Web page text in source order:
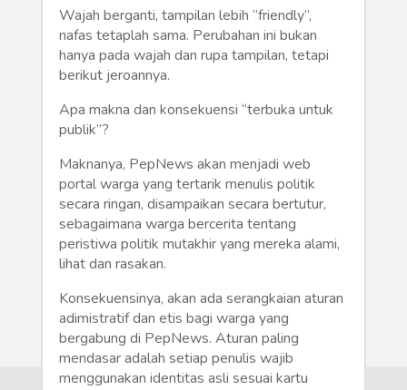
Sketsa
Tekno
Gaya
Wisata
Wanita
Wajah berganti, tampilan lebih “friendly”,
nafas tetaplah sama. Perubahan ini bukan
hanya pada wajah dan rupa tampilan, tetapi
berikut jeroannya.
Apa makna dan konsekuensi “terbuka untuk
publik”?
Maknanya, PepNews akan menjadi web
portal warga yang tertarik menulis politik
secara ringan, disampaikan secara bertutur,
sebagaimana warga bercerita tentang
peristiwa politik mutakhir yang mereka alami,
lihat dan rasakan.
Konsekuensinya, akan ada serangkaian aturan
adimistratif dan etis bagi warga yang
bergabung di PepNews. Aturan paling
mendasar adalah setiap penulis wajib
menggunakan identitas asli sesuai kartu